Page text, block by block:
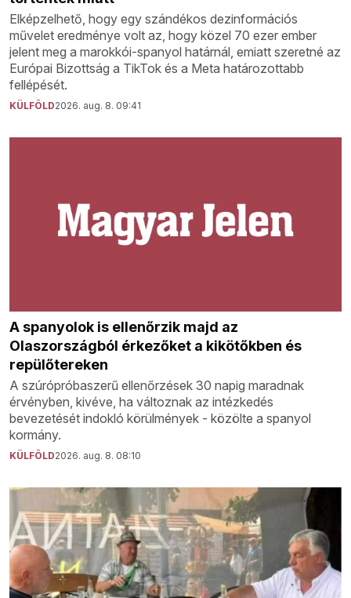
Elképzelhető, hogy egy szándékos dezinformációs
művelet eredménye volt az, hogy közel 70 ezer ember
jelent meg a marokkói-spanyol határnál, emiatt szeretné az
Európai Bizottság a TikTok és a Meta határozottabb
fellépését.
KÜLFÖLD2026. aug. 8. 09:41
A spanyolok is ellenőrzik majd az
Olaszországból érkezőket a kikötőkben és
repülőtereken
A szúrópróbaszerű ellenőrzések 30 napig maradnak
érvényben, kivéve, ha változnak az intézkedés
bevezetését indokló körülmények - közölte a spanyol
kormány.
KÜLFÖLD2026. aug. 8. 08:10